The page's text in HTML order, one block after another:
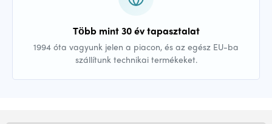
Több mint 30 év tapasztalat
1994 óta vagyunk jelen a piacon, és az egész EU-ba
szállítunk technikai termékeket.